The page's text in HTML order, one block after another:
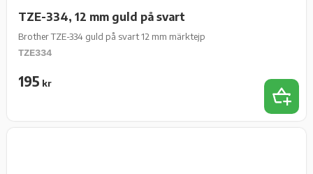
TZE-334, 12 mm guld på svart
Brother TZE-334 guld på svart 12 mm märktejp
TZE334
195 kr